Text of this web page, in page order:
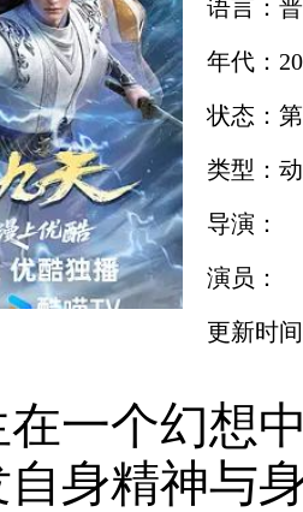
语言：
年代：
状态：
类型：
导演：
演员：
更新时
一个幻想
身精神与